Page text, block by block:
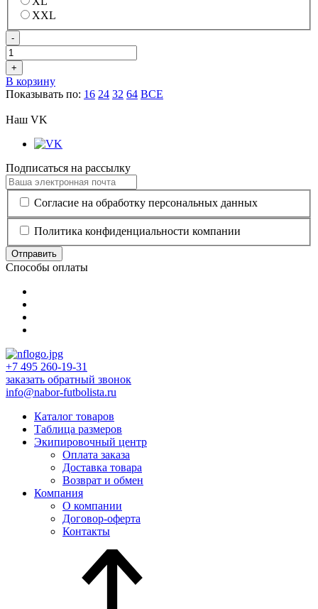
XXL
-
+
В корзину
Показывать по: 16 24 32 64 ВСЕ
Наш VK
Подписаться на рассылку
Согласие на обработку персональных данных
Политика конфиденциальности компании
Отправить
Способы оплаты
+7 495 260-19-31
заказать обратный звонок
info@nabor-futbolista.ru
Каталог товаров
Таблица размеров
Экипировочный центр
Оплата заказа
Доставка товара
Возврат и обмен
Компания
О компании
Договор-оферта
Контакты